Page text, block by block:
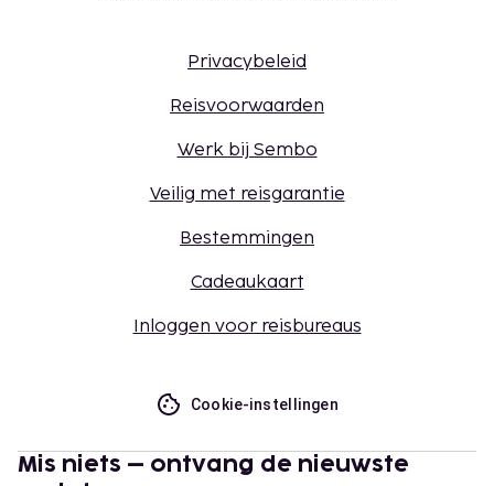
Privacybeleid
Reisvoorwaarden
Werk bij Sembo
Veilig met reisgarantie
Bestemmingen
Cadeaukaart
Inloggen voor reisbureaus
Cookie-instellingen
Mis niets – ontvang de nieuwste